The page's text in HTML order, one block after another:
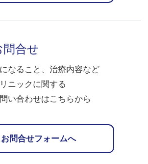
問合せ
なること、治療内容など
ニックに関する
い合わせはこちらから
お問合せフォームへ